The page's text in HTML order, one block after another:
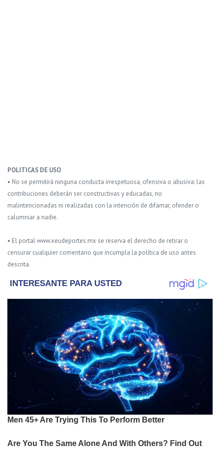
POLITICAS DE USO
• No se permitirá ninguna conducta irrespetuosa, ofensiva o abusiva: las
contribuciones deberán ser constructivas y educadas, no
malintencionadas ni realizadas con la intención de difamar, ofender o
calumniar a nadie.
• El portal www.xeudeportes.mx se reserva el derecho de retirar o
censurar cualquier comentario que incumpla la política de uso antes
descrita.